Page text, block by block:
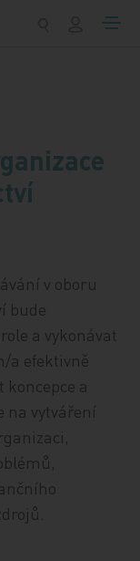
v oboru
bude
a vykonávat
a efektivně
koncepce a
na vytváření